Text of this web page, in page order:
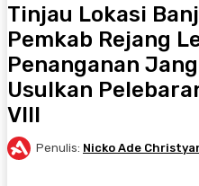
Tinjau Lokasi
Pemkab Rejang
Penanganan
Usulkan
VIII
Penulis: Nicko Ade